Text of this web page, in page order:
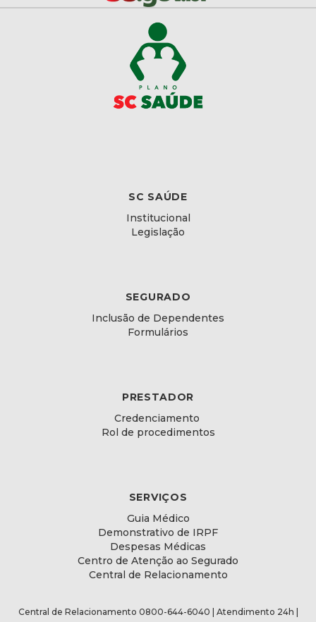
SC SAÚDE
Institucional
Legislação
SEGURADO
Inclusão de Dependentes
Formulários
PRESTADOR
Credenciamento
Rol de procedimentos
SERVIÇOS
Guia Médico
Demonstrativo de IRPF
Despesas Médicas
Centro de Atenção ao Segurado
Central de Relacionamento
Central de Relacionamento 0800-644-6040 | Atendimento 24h |